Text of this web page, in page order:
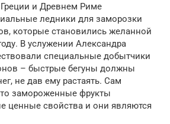
и Древнем Риме
ледники для заморозки
которые становились желанной
В услужении Александра
специальные добытчики
– быстрые бегуны должны
не дав ему растаять. Сам
замороженные фрукты
ценные свойства и они являются